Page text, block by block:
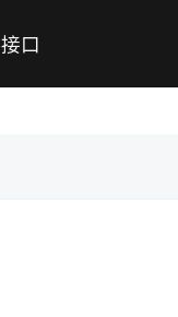
接口